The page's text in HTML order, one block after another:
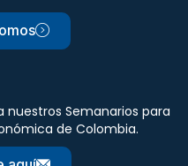
nuestros Semanarios para
de Colombia.